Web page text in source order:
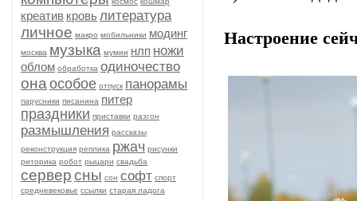
креатив кровьлитература
личное макро мобильники модинг
москва музыка мумии нлп ножи
облом обработка одиночество
она особое отпуск панорамы
парусники писанина питер
праздники приставки разгон
размышления рассказы
реконструкция реплика ржач рисунки
риторика робот рыцари свадьба
серверсны сон софт спорт
средневековье ссылки старая ладога
Настроение